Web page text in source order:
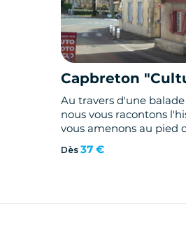
Capbreton
Au travers d'une
nous vous racontons
vous amenons au pied
ville.
Dès 37 €